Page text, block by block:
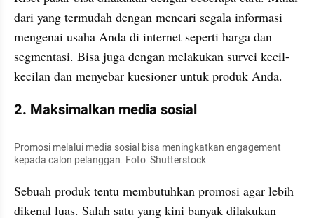
dari yang termudah dengan mencari segala informasi
mengenai usaha Anda di internet seperti harga dan
segmentasi. Bisa juga dengan melakukan survei kecil-
kecilan dan menyebar kuesioner untuk produk Anda.
2. Maksimalkan media sosial
Promosi melalui media sosial bisa meningkatkan engagement
kepada calon pelanggan. Foto: Shutterstock
Sebuah produk tentu membutuhkan promosi agar lebih
dikenal luas. Salah satu yang kini banyak dilakukan